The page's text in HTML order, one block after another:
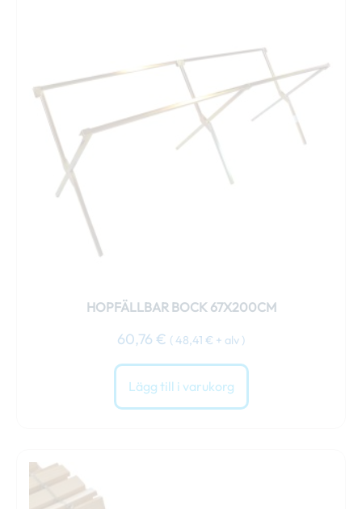
HOPFÄLLBAR BOCK 67X200CM
60,76 € (48,41 € + alv )
Lägg till i varukorg